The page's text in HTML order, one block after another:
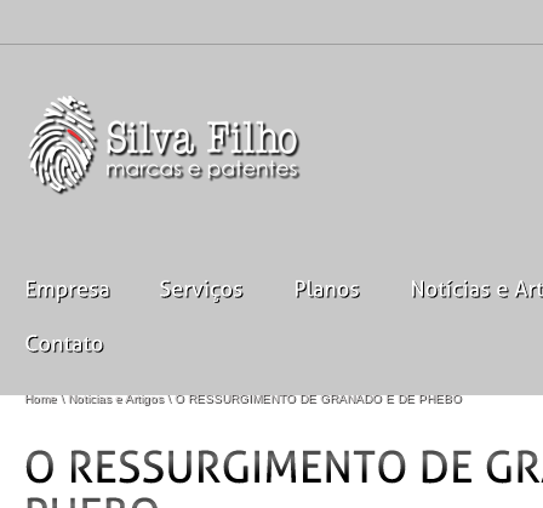
Home\Noticias e Artigos\ O RESSURGIMENTO DE GRANADO E DE PHEBO